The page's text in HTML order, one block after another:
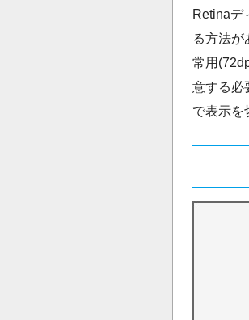
Retinaデ
る方法が
常用
意する必
で表示を